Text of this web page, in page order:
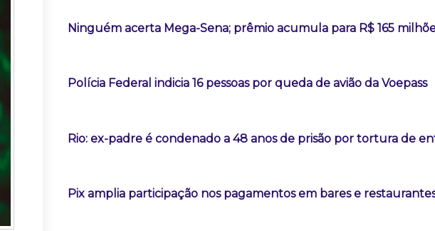
Ninguém acerta Mega-Sena; prêmio acumula para R$ 165
Polícia Federal indicia 16 pessoas por queda de avião da Voepass
Rio: ex-padre é condenado a 48 anos de prisão por tortura de
Pix amplia participação nos pagamentos em bares e